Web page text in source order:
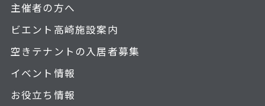
主催者の方へ
ビエント高崎施設案内
空きテナントの入居者募集
イベント情報
お役立ち情報